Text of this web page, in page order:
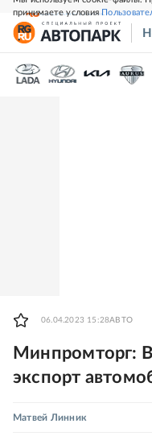
принимаете условия
СВЕЖИЙ НОМЕР
06.04.2023 15:28АВТО
Минпромторг:
экспорт
Матвей Линник